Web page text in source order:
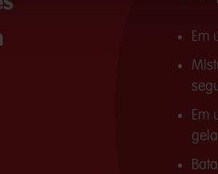
Em
Em